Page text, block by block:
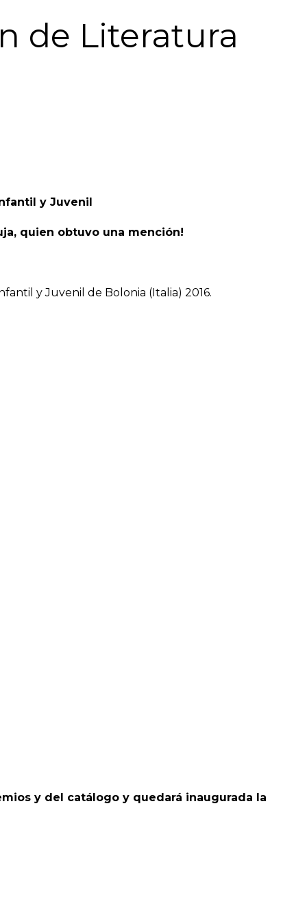
de Literatura
y Juvenil
quien obtuvo una mención!
y Juvenil de Bolonia (Italia) 2016.
y del catálogo y quedará inaugurada la